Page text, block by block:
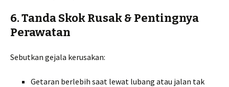
6. Tanda Skok Rusak & Pentingnya
Perawatan
Sebutkan gejala kerusakan:
Getaran berlebih saat lewat lubang atau jalan tak